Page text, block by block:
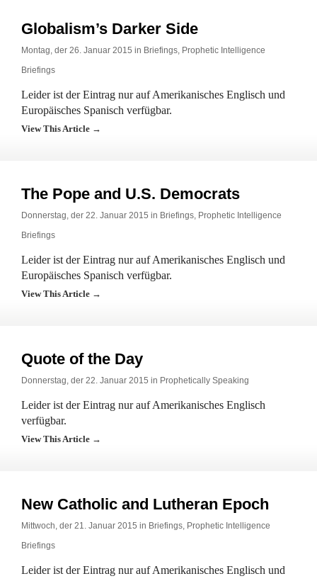
Globalism’s Darker Side
Montag, der 26. Januar 2015 in Briefings, Prophetic Intelligence
Briefings
Leider ist der Eintrag nur auf Amerikanisches Englisch und
Europäisches Spanisch verfügbar.
View This Article →
The Pope and U.S. Democrats
Donnerstag, der 22. Januar 2015 in Briefings, Prophetic Intelligence
Briefings
Leider ist der Eintrag nur auf Amerikanisches Englisch und
Europäisches Spanisch verfügbar.
View This Article →
Quote of the Day
Donnerstag, der 22. Januar 2015 in Prophetically Speaking
Leider ist der Eintrag nur auf Amerikanisches Englisch
verfügbar.
View This Article →
New Catholic and Lutheran Epoch
Mittwoch, der 21. Januar 2015 in Briefings, Prophetic Intelligence
Briefings
Leider ist der Eintrag nur auf Amerikanisches Englisch und